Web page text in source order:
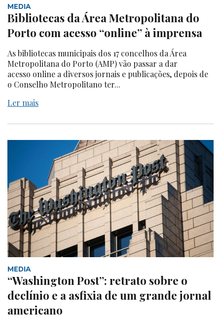
MEDIA
Bibliotecas da Área Metropolitana do
Porto com acesso “online” à imprensa
As bibliotecas municipais dos 17 concelhos da Área
Metropolitana do Porto (AMP) vão passar a dar
acesso online a diversos jornais e publicações, depois de
o Conselho Metropolitano ter...
Ler mais
MEDIA
“Washington Post”: retrato sobre o
declínio e a asfixia de um grande jornal
americano